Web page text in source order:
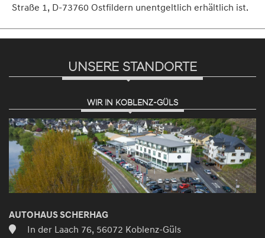
Straße 1, D-73760 Ostfildern unentgeltlich erhältlich ist.
UNSERE STANDORTE
WIR IN KOBLENZ-GÜLS
AUTOHAUS SCHERHAG
In der Laach 76, 56072 Koblenz-Güls